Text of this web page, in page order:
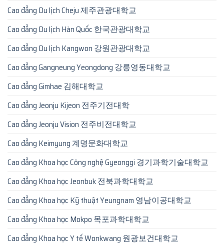
Cao đẳng Du lịch Cheju 제주관광대학교
Cao đẳng Du lịch Hàn Quốc 한국관광대학교
Cao đẳng Du lịch Kangwon 강원관광대학교
Cao đẳng Gangneung Yeongdong 강릉영동대학교
Cao đẳng Gimhae 김해대학교
Cao đẳng Jeonju Kijeon 전주기전대학
Cao đẳng Jeonju Vision 전주비전대학교
Cao đẳng Keimyung 계명문화대학교
Cao đẳng Khoa học Công nghệ Gyeonggi 경기과학기술대학교
Cao đẳng Khoa học Jeonbuk 전북과학대학교
Cao đẳng Khoa học Kỹ thuật Yeungnam 영남이공대학교
Cao đẳng Khoa học Mokpo 목포과학대학교
Cao đẳng Khoa học Y tế Wonkwang 원광보건대학교